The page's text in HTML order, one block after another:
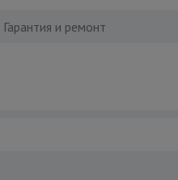
Гарантия и ремонт